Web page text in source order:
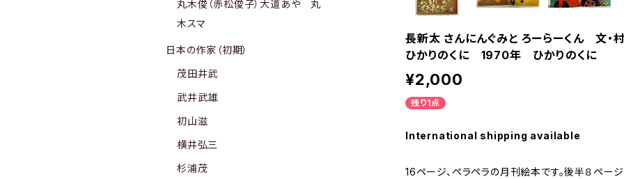
長新太 さんにんぐみと ろーらーくん 文
ひかりのくに 1970年 ひかりのくに
¥2,000
残り1点
International shipping available
16ページ、ペラペラの月刊絵本です。後半８ペー
丸木俊（赤松俊子）大道あや 丸
木スマ
日本の作家（初期）
茂田井武
武井武雄
初山滋
横井弘三
杉浦茂